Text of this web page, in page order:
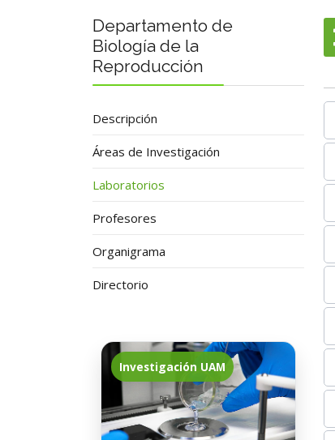
Departamento de
Biología de la
Reproducción
Descripción
Áreas de Investigación
Laboratorios
Profesores
Organigrama
Directorio
Investigación UAM